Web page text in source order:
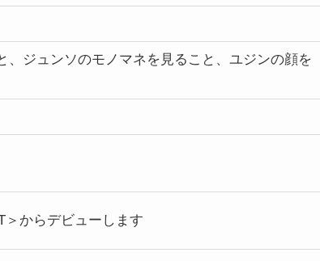
ジュンソのモノマネを見ること、ユジンの顔を
＞からデビューします